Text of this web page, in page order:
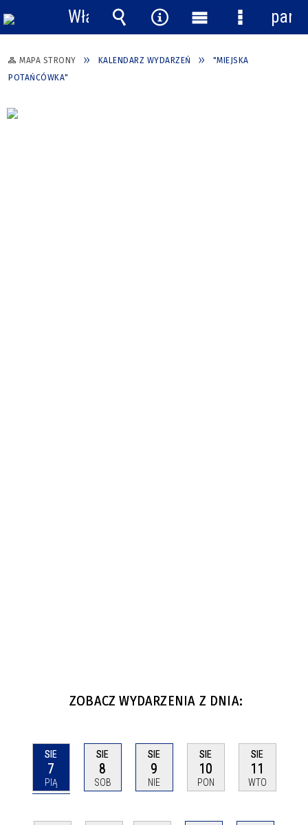
MAPA STRONY KALENDARZ WYDARZEŃ
"MIEJSKA
POTAŃCÓWKA"
ZOBACZ WYDARZENIA Z DNIA:
SIE
7
PIĄ
SIE
8
SOB
SIE
9
NIE
SIE
10
PON
SIE
11
WTO
Włącz
powiadomienia
Wyszukiwarka
Narzędzia
Menu
główne
Menu
panel